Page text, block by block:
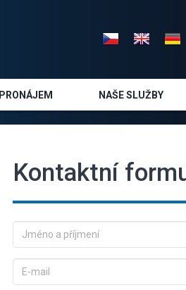
PRONÁJEM NAŠE SLUŽBY
Kontaktní